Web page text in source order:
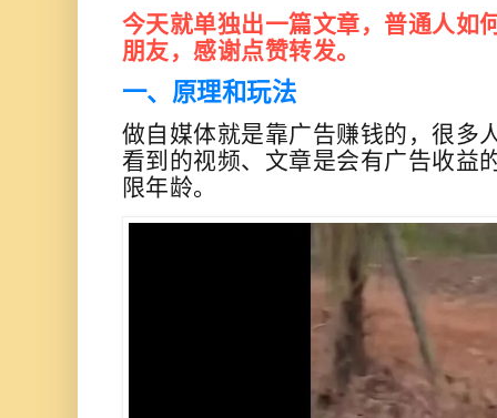
今天就单独出一篇文章，普通人如
朋友，感谢点赞转发。
一、原理和玩法
做自媒体就是靠广告赚钱的，很多
看到的视频、文章是会有广告收益
限年龄。